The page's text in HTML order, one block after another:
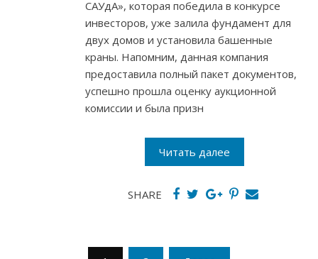
САУдА», которая победила в конкурсе
инвесторов, уже залила фундамент для
двух домов и установила башенные
краны. Напомним, данная компания
предоставила полный пакет документов,
успешно прошла оценку аукционной
комиссии и была призн
Читать далее
SHARE